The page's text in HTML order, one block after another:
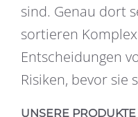
sind. Genau dort
sortieren
Entscheidungen
Risiken, bevor sie
UNSERE PRODUKTE